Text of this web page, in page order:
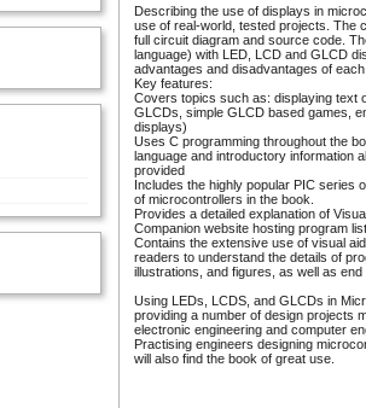
Describing the use of displays in
use of real-world, tested projects. The
full circuit diagram and source code.
language) with LED, LCD and GLCD
advantages and disadvantages of
Key features:
Covers topics such as: displaying text
GLCDs, simple GLCD based games,
displays)
Uses C programming throughout the
language and introductory information
provided
Includes the highly popular PIC series
of microcontrollers in the book.
Provides a detailed explanation of
Companion website hosting program
Contains the extensive use of visual
readers to understand the details of
illustrations, and figures, as well as
Using LEDs, LCDS, and GLCDs in
providing a number of design projects
electronic engineering and computer
Practising engineers designing
will also find the book of great use.